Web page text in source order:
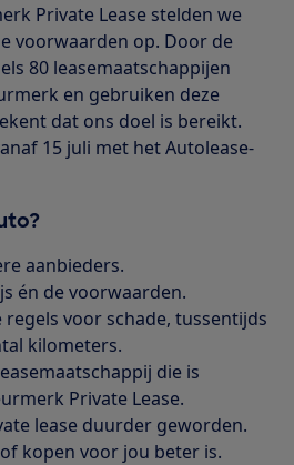
Private Lease stelden we
voorwaarden op. Door de
80 leasemaatschappijen
en gebruiken deze
dat ons doel is bereikt.
15 juli met het Autolease-
aanbieders.
én de voorwaarden.
voor schade, tussentijds
kilometers.
die is
Private Lease.
lease duurder geworden.
kopen voor jou beter is.